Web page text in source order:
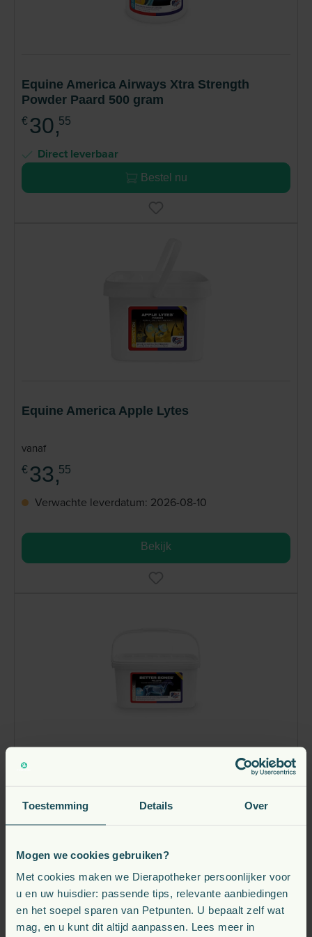
Toestemming Details Over
Mogen we cookies gebruiken?
Met cookies maken we Dierapotheker persoonlijker voor
u en uw huisdier: passende tips, relevante aanbiedingen
en het soepel sparen van Petpunten. U bepaalt zelf wat
mag, en u kunt dit altijd aanpassen. Lees meer in
Equine America Airways Xtra Strength
Powder Paard 500 gram
€ 30,55
Direct leverbaar
Bestel nu
Equine America Apple Lytes
vanaf
€ 33,55
Verwachte leverdatum: 2026-08-10
Bekijk
87,
Direct leverbaar
Bestel nu